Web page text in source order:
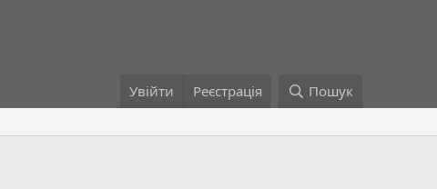
Увійти Реєстрація Пошук